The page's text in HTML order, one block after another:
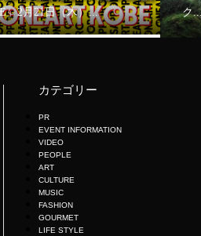
」2月21日（木）...
ク
カテゴリー
PR
EVENT INFORMATION
VIDEO
PEOPLE
ART
CULTURE
MUSIC
FASHION
GOURMET
LIFE STYLE